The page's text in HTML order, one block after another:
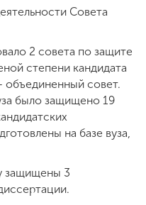
Совета
2 совета по защите
степени кандидата
объединенный совет.
было защищено 19
на базе вуза,
защищены 3